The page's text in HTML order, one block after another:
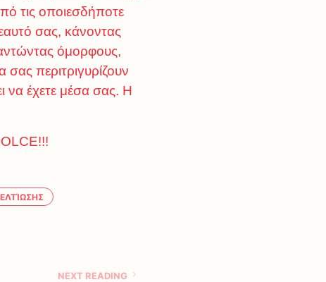
τις οποιεσδήποτε
σας, κάνοντας
όμορφους,
σας περιτριγυρίζουν
να έχετε μέσα σας. Η
NEXT READING